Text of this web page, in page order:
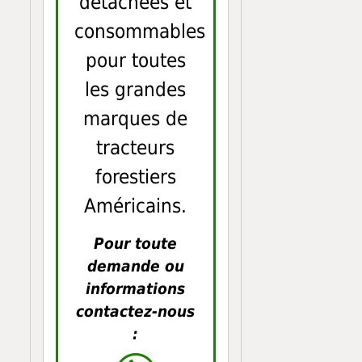
consommables
pour toutes
les grandes
marques de
tracteurs
forestiers
Américains.
Pour toute
demande ou
informations
contactez-nous
: